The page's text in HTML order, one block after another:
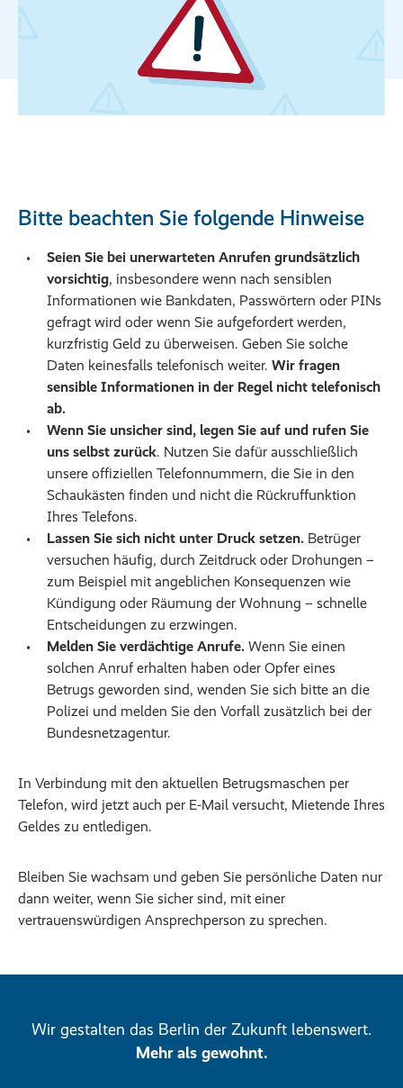
Bitte beachten Sie folgende Hinweise
Seien Sie bei unerwarteten Anrufen grundsätzlich
vorsichtig, insbesondere wenn nach sensiblen
Informationen wie Bankdaten, Passwörtern oder PINs
gefragt wird oder wenn Sie aufgefordert werden,
kurzfristig Geld zu überweisen. Geben Sie solche
Daten keinesfalls telefonisch weiter. Wir fragen
sensible Informationen in der Regel nicht telefonisch
ab.
Wenn Sie unsicher sind, legen Sie auf und rufen Sie
uns selbst zurück. Nutzen Sie dafür ausschließlich
unsere offiziellen Telefonnummern, die Sie in den
Schaukästen finden und nicht die Rückruffunktion
Ihres Telefons.
Lassen Sie sich nicht unter Druck setzen. Betrüger
versuchen häufig, durch Zeitdruck oder Drohungen –
zum Beispiel mit angeblichen Konsequenzen wie
Kündigung oder Räumung der Wohnung – schnelle
Entscheidungen zu erzwingen.
Melden Sie verdächtige Anrufe. Wenn Sie einen
solchen Anruf erhalten haben oder Opfer eines
Betrugs geworden sind, wenden Sie sich bitte an die
Polizei und melden Sie den Vorfall zusätzlich bei der
Bundesnetzagentur.
In Verbindung mit den aktuellen Betrugsmaschen per
Telefon, wird jetzt auch per E-Mail versucht, Mietende Ihres
Geldes zu entledigen.
Bleiben Sie wachsam und geben Sie persönliche Daten nur
dann weiter, wenn Sie sicher sind, mit einer
vertrauenswürdigen Ansprechperson zu sprechen.
Wir gestalten das Berlin der Zukunft lebenswert.
Mehr als gewohnt.